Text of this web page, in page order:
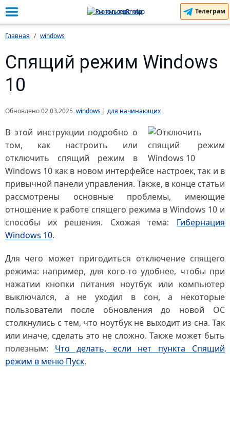
Телеграм
Главная windows
Спящий режим Windows
10
Обновлено02.03.2025 windows | для начинающих
В этой инструкции подробно о
том, как настроить или
отключить спящий режим в
Windows 10 как в новом интерфейсе настроек, так и в
привычной панели управления. Также, в конце статьи
рассмотрены основные проблемы, имеющие
отношение к работе спящего режима в Windows 10 и
способы их решения. Схожая тема: Гибернация
Windows 10.
Для чего может пригодиться отключение спящего
режима: например, для кого-то удобнее, чтобы при
нажатии кнопки питания ноутбук или компьютер
выключался, а не уходил в сон, а некоторые
пользователи после обновления до новой ОС
столкнулись с тем, что ноутбук не выходит из сна. Так
или иначе, сделать это не сложно. Также может быть
полезным: Что делать, если нет пункта Спящий
режим в меню Пуск.